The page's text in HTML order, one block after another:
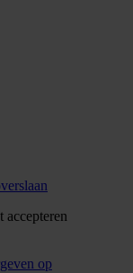
accepteren
op